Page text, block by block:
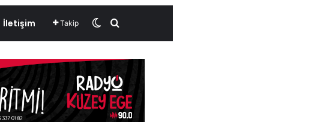
İletişim Takip Dış görünümü değiştir